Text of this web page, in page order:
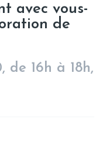
avec vous-
de
de 16h à 18h,